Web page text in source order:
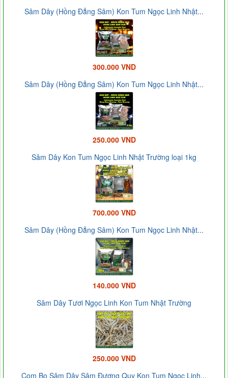
Sâm Dây (Hồng Đẳng Sâm) Kon Tum Ngọc Linh Nhật...
300.000 VND
Sâm Dây (Hồng Đẳng Sâm) Kon Tum Ngọc Linh Nhật...
250.000 VND
Sâm Dây Kon Tum Ngọc Linh Nhật Trường loại 1kg
700.000 VND
Sâm Dây (Hồng Đẳng Sâm) Kon Tum Ngọc Linh Nhật...
140.000 VND
Sâm Dây Tươi Ngọc Linh Kon Tum Nhật Trường
250.000 VND
Com Bo Sâm Dây Sâm Đương Quy Kon Tum Ngọc Linh...